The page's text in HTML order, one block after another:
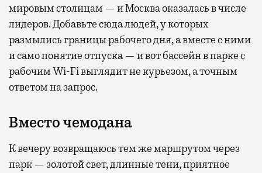
мировым столицам — и Москва оказалась в числе
лидеров. Добавьте сюда людей, у которых
размылись границы рабочего дня, а вместе с ними
и само понятие отпуска — и вот бассейн в парке с
рабочим Wi-Fi выглядит не курьезом, а точным
ответом на запрос.
Вместо чемодана
К вечеру возвращаюсь тем же маршрутом через
парк — золотой свет, длинные тени, приятное